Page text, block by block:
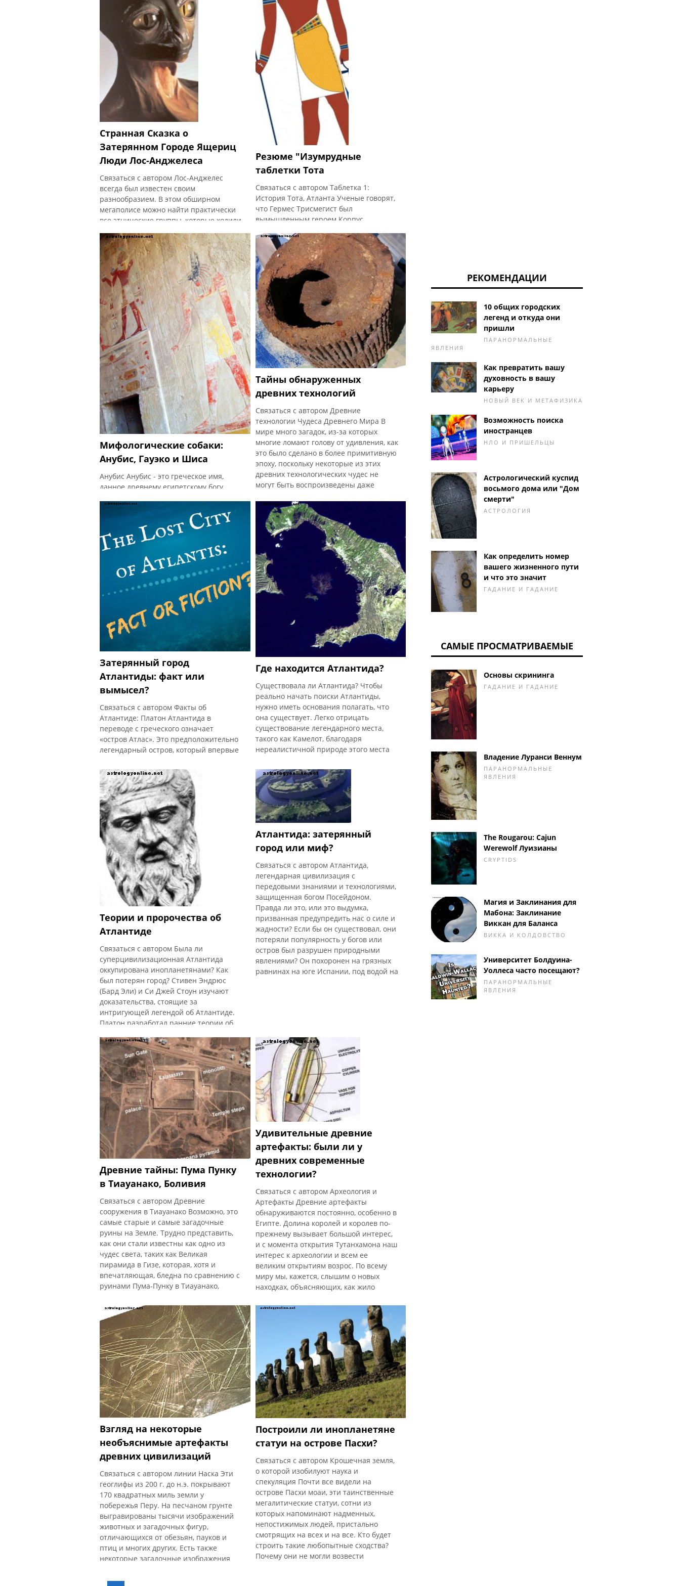
Странная Сказка о
Затерянном Городе Ящериц
Люди Лос-Анджелеса
Связаться с автором Лос-Анджелес
всегда был известен своим
разнообразием. В этом обширном
мегаполисе можно найти практически
все этнические группы, которые ходили
по планете. Это также считается
местом, где собираются «уникальные»
люди с их «уникальными»
убеждениями. Таким образом, когда в
1934 году распространилась ист
Резюме "Изумрудные
таблетки Тота
Связаться с автором Таблетка 1:
История Тота, Атланта Ученые говорят,
что Гермес Трисмегист был
вымышленным героем Корпус
герметической литературе Аполлоний
(Балны) Тианы ассоциируется с
Гермесом. Аполлоний - историческая
фигура, в отличие от легендарного
Гермеса Трисмегиста. Он был врачом,
магом и духовным человеком. Вот
фрагмент из «Письма Аполлония
Тианского» , переведенного
Мифологические собаки:
Анубис, Гауэко и Шиса
Анубис Анубис - это греческое имя,
данное древнему египетскому богу
головой шакала. Говорят, что он
защитник мертвых. Его жена - богиня
Анпут, а их дочь - богиня по имени
Кебечет. Ни одно похоронное шествие
в древнем Египте не было бы полным
без марширующего Анубиса, ведущего
покойного к месту их последнего
отдыха. Согласно легенде, Сет, брат О
Тайны обнаруженных
древних технологий
Связаться с автором Древние
технологии Чудеса Древнего Мира В
мире много загадок, из-за которых
многие ломают голову от удивления, как
это было сделано в более примитивную
эпоху, поскольку некоторые из этих
древних технологических чудес не
могут быть воспроизведены даже
опередившими свое время., Намеки на
их происхождение также можно найти в
священных писаниях и переносить
технические элементы в признанные
древние культуры, такие как греки и их
использование гидравлики и пара или
древние египетские династии и их
великолепные пирамиды. Но это не
заканчивается
Затерянный город
Атлантиды: факт или
вымысел?
Связаться с автором Факты об
Атлантиде: Платон Атлантида в
переводе с греческого означает
«остров Атлас». Это предположительно
легендарный остров, который впервые
и Критий . Согласно Платону, Атлантида
была военно-морским островом,
который находился «перед Столпами
Геркулеса», который сейчас является
Гибралтарским проливом. Временная
шкала, указанн
Где находится Атлантида?
Существовала ли Атлантида? Чтобы
реально начать поиски Атлантиды,
нужно иметь основания полагать, что
она существует. Легко отрицать
существование легендарного места,
такого как Камелот, благодаря
нереалистичной природе этого места
волшебники и ведьмы, волшебные
женщины, спящие под водой на
вечность, ожидающие, чтобы какой-то
парень волшебно меч). Атлантида,
однако, не постигла эта участь. История
Атлантиды достаточно реалистична ,
чтобы поверить, что она просто могла
существовать ... где-то.
Жизнеспособных аргументов против
существования Атлантиды мало. Са
Теории и пророчества об
Атлантиде
Связаться с автором Была ли
суперцивилизационная Атлантида
оккупирована инопланетянами? Как
был потерян город? Стивен Эндрюс
(Бард Эли) и Си Джей Стоун изучают
доказательства, стоящие за
интригующей легендой об Атлантиде.
Платон разработал ранние теории об
расскажите о могущественной державе,
которая неспровоцировала экспедицию
против всей Европы и Азии и которой
ваш город
Атлантида: затерянный
город или миф?
Связаться с автором Атлантида,
легендарная цивилизация с
передовыми знаниями и технологиями,
защищенная богом Посейдоном.
Правда ли это, или это выдумка,
призванная предупредить нас о силе и
жадности? Если бы он существовал, они
потеряли популярность у богов или
остров был разрушен природными
явлениями? Он похоронен на грязных
равнинах на юге Испании, под водой на
Древние тайны: Пума Пунку
в Тиауанако, Боливия
Связаться с автором Древние
сооружения в Тиауанако Возможно, это
самые старые и самые загадочные
руины на Земле. Трудно представить,
как они стали известны как одно из
чудес света, таких как Великая
пирамида в Гизе, которая, хотя и
впечатляющая, бледна по сравнению с
руинами Пума-Пунку в Тиауанако,
являются одним из четырех
сооружений древнего города
Тиауанако. Другие три структуры - это
пирамида Акапана, платформа
Каласасайя и Подземный храм. Даже с
современными технологиями и
информацией эти структуры бросают
вызов логике и вводят
Удивительные древние
артефакты: были ли у
древних современные
технологии?
Связаться с автором Археология и
Артефакты Древние артефакты
обнаруживаются постоянно, особенно в
Египте. Долина королей и королев по-
прежнему вызывает большой интерес,
и с момента открытия Тутанхамона наш
интерес к археологии и всем ее
великим открытиям возрос. По всему
миру мы, кажется, слышим о новых
находках, объясняющих, как жило
предметах, которые помогли
египетской мумии в следующей жизни.
Сколько бы раз мы ни смотрели это по
телевизору, нас н
Взгляд на некоторые
необъяснимые артефакты
древних цивилизаций
Связаться с автором линии Наска Эти
геоглифы из 200 г. до н.э. покрывают
170 квадратных миль земли у
побережья Перу. На песчаном грунте
выгравированы тысячи изображений
животных и загадочных фигур,
отличающихся от обезьян, пауков и
птиц и многих других. Есть также
некоторые загадочные изображения
выглядит как посадочные полосы. Люди
Построили ли инопланетяне
статуи на острове Пасхи?
Связаться с автором Крошечная земля,
о которой изобилуют наука и
спекуляция Почти все видели на
острове Пасхи моаи, эти таинственные
мегалитические статуи, сотни из
которых напоминают надменных,
непостижимых людей, пристально
смотрящих на всех и на все. Кто будет
строить такие любопытные сходства?
Почему они не могли возвести
РЕКОМЕНДАЦИИ
10 общих городских
легенд и откуда они
пришли
ПАРАНОРМАЛЬНЫЕ
ЯВЛЕНИЯ
Как превратить вашу
духовность в вашу
карьеру
НОВЫЙ ВЕК И МЕТАФИЗИКА
Возможность поиска
иностранцев
НЛО И ПРИШЕЛЬЦЫ
Астрологический куспид
восьмого дома или "Дом
смерти"
АСТРОЛОГИЯ
Как определить номер
вашего жизненного пути
и что это значит
ГАДАНИЕ И ГАДАНИЕ
САМЫЕ ПРОСМАТРИВАЕМЫЕ
Основы скрининга
ГАДАНИЕ И ГАДАНИЕ
Владение Луранси Веннум
ПАРАНОРМАЛЬНЫЕ
ЯВЛЕНИЯ
The Rougarou: Cajun
Werewolf Луизианы
CRYPTIDS
Магия и Заклинания для
Мабона: Заклинание
Виккан для Баланса
ВИККА И КОЛДОВСТВО
Университет Болдуина-
Уоллеса часто посещают?
ПАРАНОРМАЛЬНЫЕ
ЯВЛЕНИЯ